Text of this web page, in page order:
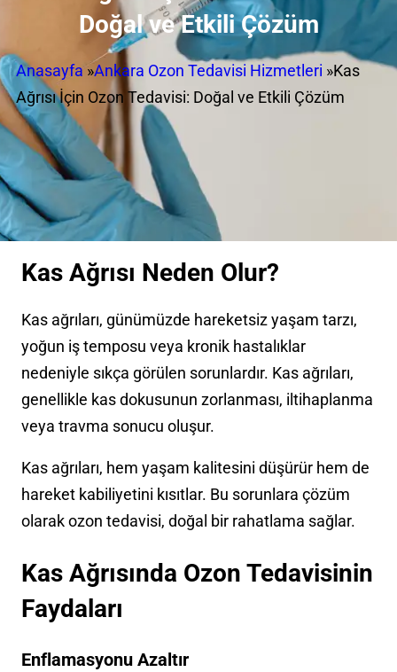
Doğal ve Etkili Çözüm
Anasayfa»Ankara Ozon Tedavisi Hizmetleri »Kas
Ağrısı İçin Ozon Tedavisi: Doğal ve Etkili Çözüm
Kas Ağrısı Neden Olur?
Kas ağrıları, günümüzde hareketsiz yaşam tarzı,
yoğun iş temposu veya kronik hastalıklar
nedeniyle sıkça görülen sorunlardır. Kas ağrıları,
genellikle kas dokusunun zorlanması, iltihaplanma
veya travma sonucu oluşur.
Kas ağrıları, hem yaşam kalitesini düşürür hem de
hareket kabiliyetini kısıtlar. Bu sorunlara çözüm
olarak ozon tedavisi, doğal bir rahatlama sağlar.
Kas Ağrısında Ozon Tedavisinin
Faydaları
Enflamasyonu Azaltır